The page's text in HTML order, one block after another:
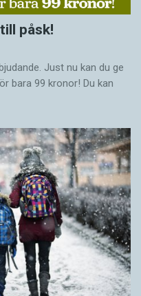
påsk!
Just nu kan du ge
bara 99 kronor! Du kan